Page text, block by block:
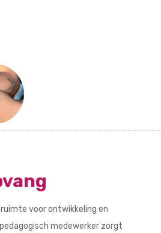
voor ontwikkeling en
medewerker zorgt